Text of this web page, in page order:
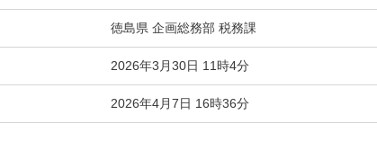
徳島県 企画総務部 税務課
2026年3月30日 11時4分
2026年4月7日 16時36分